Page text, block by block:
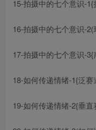
15-拍摄中的七个意识-
16-拍摄中的七个意识-
17-拍摄中的七个意识-
18-如何传递情绪-1{泛
19-如何传递情绪-2{垂